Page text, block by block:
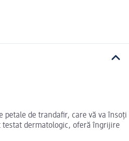
petale de trandafir, care vă va însoți
dermatologic, oferă îngrijire